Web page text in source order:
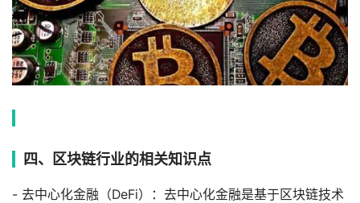
四、区块链行业的相关知识点
- 去中心化金融（DeFi）：去中心化金融是基于区块链技术